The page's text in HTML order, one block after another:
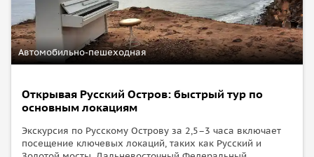
Автомобильно-пешеходная
Открывая Русский Остров: быстрый тур по
основным локациям
Экскурсия по Русскому Острову за 2,5–3 часа включает
посещение ключевых локаций, таких как Русский и